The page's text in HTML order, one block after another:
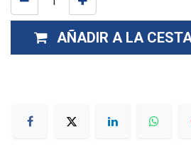
AÑADIR A LA